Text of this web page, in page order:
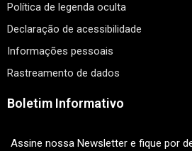
Política de legenda oculta
Declaração de acessibilidade
Informações pessoais
Rastreamento de dados
Boletim Informativo
Assine nossa Newsletter e fique por